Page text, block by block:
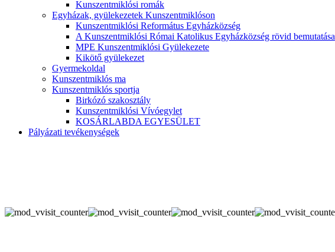
Kunszentmiklósi romák
Egyházak, gyülekezetek Kunszentmiklóson
Kunszentmiklósi Református Egyházközség
A Kunszentmiklósi Római Katolikus Egyházközség rövid bemutatása
MPE Kunszentmiklósi Gyülekezete
Kikötő gyülekezet
Gyermekoldal
Kunszentmiklós ma
Kunszentmiklós sportja
Birkózó szakosztály
Kunszentmiklósi Vívóegylet
KOSÁRLABDA EGYESÜLET
Pályázati tevékenységek